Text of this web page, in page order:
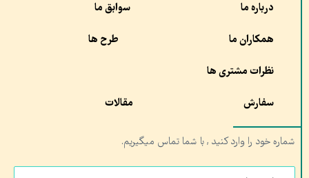
درباره ما سوابق ما
همکاران ما طرح ها
نظرات مشتری ها
سفارش مقالات
شماره خود را وارد کنید , با شما تماس میگیریم.